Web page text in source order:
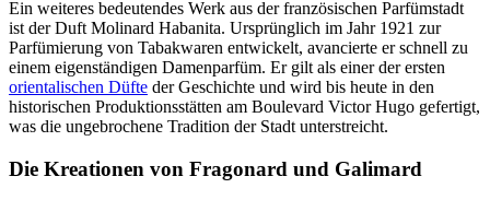
Ein weiteres bedeutendes Werk aus der französischen Parfümstadt
ist der Duft Molinard Habanita. Ursprünglich im Jahr 1921 zur
Parfümierung von Tabakwaren entwickelt, avancierte er schnell zu
einem eigenständigen Damenparfüm. Er gilt als einer der ersten
orientalischen Düfte der Geschichte und wird bis heute in den
historischen Produktionsstätten am Boulevard Victor Hugo gefertigt,
was die ungebrochene Tradition der Stadt unterstreicht.
Die Kreationen von Fragonard und Galimard